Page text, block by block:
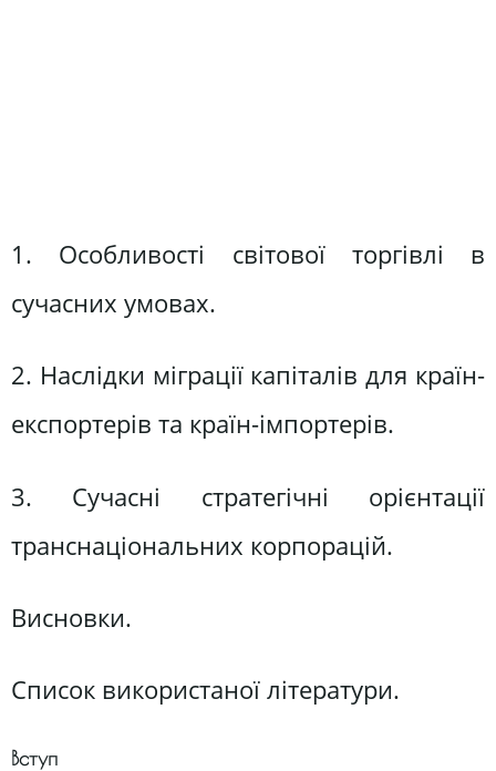
1. Особливості світової торгівлі в
сучасних умовах.
2. Наслідки міграції капіталів для країн-
експортерів та країн-імпортерів.
3. Сучасні стратегічні орієнтації
транснаціональних корпорацій.
Висновки.
Список використаної літератури.
Вступ